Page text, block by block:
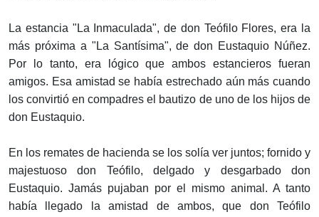
La estancia "La Inmaculada", de don Teófilo Flores, era la
más próxima a "La Santísima", de don Eustaquio Núñez.
Por lo tanto, era lógico que ambos estancieros fueran
amigos. Esa amistad se había estrechado aún más cuando
los convirtió en compadres el bautizo de uno de los hijos de
don Eustaquio.
En los remates de hacienda se los solía ver juntos; fornido y
majestuoso don Teófilo, delgado y desgarbado don
Eustaquio. Jamás pujaban por el mismo animal. A tanto
había llegado la amistad de ambos, que don Teófilo